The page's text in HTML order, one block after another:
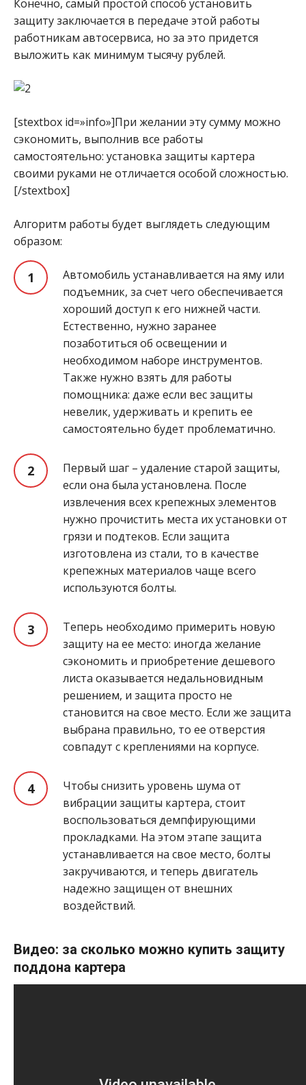
Конечно, самый простой способ установить
защиту заключается в передаче этой работы
работникам автосервиса, но за это придется
выложить как минимум тысячу рублей.
[stextbox id=»info»]При желании эту сумму можно
сэкономить, выполнив все работы
самостоятельно: установка защиты картера
своими руками не отличается особой сложностью.
[/stextbox]
Алгоритм работы будет выглядеть следующим
образом:
Автомобиль устанавливается на яму или
подъемник, за счет чего обеспечивается
хороший доступ к его нижней части.
Естественно, нужно заранее
позаботиться об освещении и
необходимом наборе инструментов.
Также нужно взять для работы
помощника: даже если вес защиты
невелик, удерживать и крепить ее
самостоятельно будет проблематично.
Первый шаг – удаление старой защиты,
если она была установлена. После
извлечения всех крепежных элементов
нужно прочистить места их установки от
грязи и подтеков. Если защита
изготовлена из стали, то в качестве
крепежных материалов чаще всего
используются болты.
Теперь необходимо примерить новую
защиту на ее место: иногда желание
сэкономить и приобретение дешевого
листа оказывается недальновидным
решением, и защита просто не
становится на свое место. Если же защита
выбрана правильно, то ее отверстия
совпадут с креплениями на корпусе.
Чтобы снизить уровень шума от
вибрации защиты картера, стоит
воспользоваться демпфирующими
прокладками. На этом этапе защита
устанавливается на свое место, болты
закручиваются, и теперь двигатель
надежно защищен от внешних
воздействий.
Видео: за сколько можно купить защиту
поддона картера